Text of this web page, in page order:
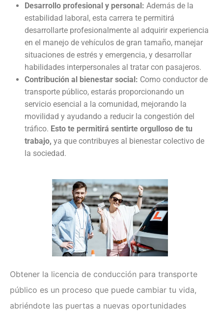
Desarrollo profesional y personal: Además de la
estabilidad laboral, esta carrera te permitirá
desarrollarte profesionalmente al adquirir experiencia
en el manejo de vehículos de gran tamaño, manejar
situaciones de estrés y emergencia, y desarrollar
habilidades interpersonales al tratar con pasajeros.
Contribución al bienestar social: Como conductor de
transporte público, estarás proporcionando un
servicio esencial a la comunidad, mejorando la
movilidad y ayudando a reducir la congestión del
tráfico. Esto te permitirá sentirte orgulloso de tu
trabajo, ya que contribuyes al bienestar colectivo de
la sociedad.
Obtener la licencia de conducción para transporte
público es un proceso que puede cambiar tu vida,
abriéndote las puertas a nuevas oportunidades